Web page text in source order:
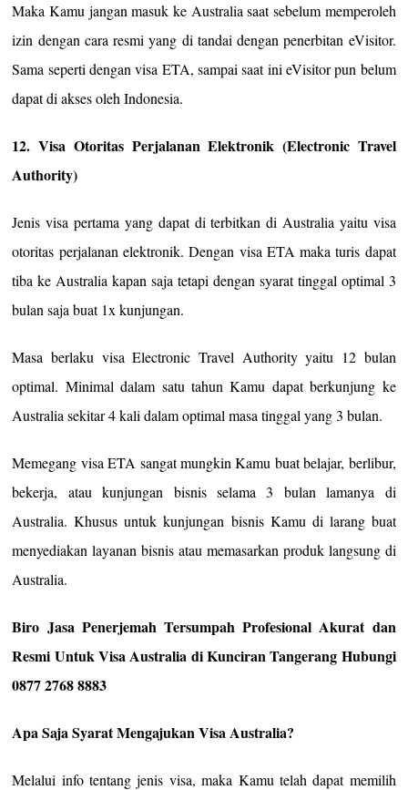
Maka Kamu jangan masuk ke Australia saat sebelum memperoleh
izin dengan cara resmi yang di tandai dengan penerbitan eVisitor.
Sama seperti dengan visa ETA, sampai saat ini eVisitor pun belum
dapat di akses oleh Indonesia.
12. Visa Otoritas Perjalanan Elektronik (Electronic Travel
Authority)
Jenis visa pertama yang dapat di terbitkan di Australia yaitu visa
otoritas perjalanan elektronik. Dengan visa ETA maka turis dapat
tiba ke Australia kapan saja tetapi dengan syarat tinggal optimal 3
bulan saja buat 1x kunjungan.
Masa berlaku visa Electronic Travel Authority yaitu 12 bulan
optimal. Minimal dalam satu tahun Kamu dapat berkunjung ke
Australia sekitar 4 kali dalam optimal masa tinggal yang 3 bulan.
Memegang visa ETA sangat mungkin Kamu buat belajar, berlibur,
bekerja, atau kunjungan bisnis selama 3 bulan lamanya di
Australia. Khusus untuk kunjungan bisnis Kamu di larang buat
menyediakan layanan bisnis atau memasarkan produk langsung di
Australia.
Biro Jasa Penerjemah Tersumpah Profesional Akurat dan
Resmi Untuk Visa Australia di Kunciran Tangerang Hubungi
0877 2768 8883
Apa Saja Syarat Mengajukan Visa Australia?
Melalui info tentang jenis visa, maka Kamu telah dapat memilih